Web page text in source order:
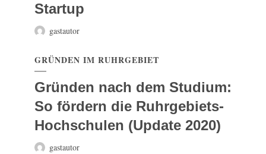
Startup
gastautor
GRÜNDEN IM RUHRGEBIET
Gründen nach dem Studium:
So fördern die Ruhrgebiets-
Hochschulen (Update 2020)
gastautor